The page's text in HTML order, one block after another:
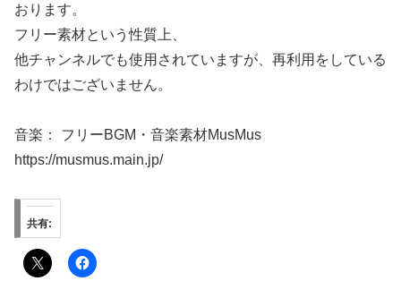
おります。
フリー素材という性質上、
他チャンネルでも使用されていますが、再利用をしている
わけではございません。
音楽： フリーBGM・音楽素材MusMus
https://musmus.main.jp/
共有: